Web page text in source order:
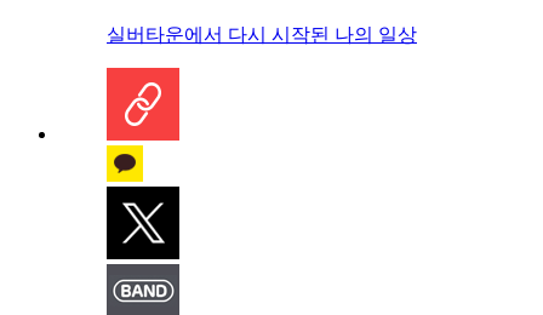
실버타운에서 다시 시작된 나의 일상